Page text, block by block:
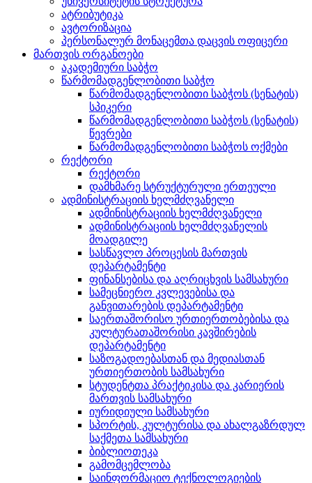
ატრიბუტიკა
ავტორიზაცია
პერსონალურ მონაცემთა დაცვის ოფიცერი
მართვის ორგანოები
აკადემიური საბჭო
წარმომადგენლობითი საბჭო
წარმომადგენლობითი საბჭოს (სენატის)
სპიკერი
წარმომადგენლობითი საბჭოს (სენატის)
წევრები
წარმომადგენლობითი საბჭოს ოქმები
რექტორი
რექტორი
დამხმარე სტრუქტურული ერთეული
ადმინისტრაციის ხელმძღვანელი
ადმინისტრაციის ხელმძღვანელი
ადმინისტრაციის ხელმძღვანელის
მოადგილე
სასწავლო პროცესის მართვის
დეპარტამენტი
ფინანსებისა და აღრიცხვის სამსახური
სამეცნიერო კვლევებისა და
განვითარების დეპარტამენტი
საერთაშორისო ურთიერთობებისა და
კულტურათაშორისი კავშირების
დეპარტამენტი
საზოგადოებასთან და მედიასთან
ურთიერთობის სამსახური
სტუდენტთა პრაქტიკისა და კარიერის
მართვის სამსახური
იურიდიული სამსახური
სპორტის, კულტურისა და ახალგაზრდულ
საქმეთა სამსახური
ბიბლიოთეკა
გამომცემლობა
საინფორმაციო ტექნოლოგიების